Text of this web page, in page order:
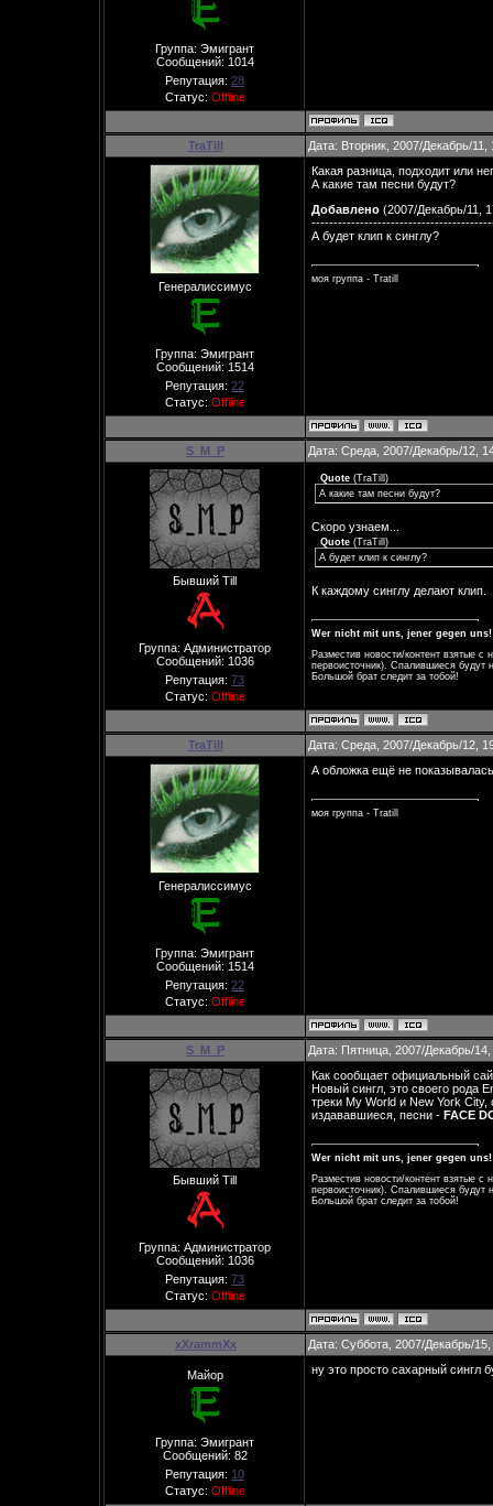
Группа: Эмигрант
Сообщений: 1014
Репутация: 28
Статус: Offline
TraTill Дата: Вторник, 2007/Декабрь/
Генералиссимус
Группа: Эмигрант
Сообщений: 1514
Репутация: 22
Статус: Offline
Какая разница, подходит или
А какие там песни будут?
Добавлено (2007/Декабрь/11,
А будет клип к синглу?
моя группа - Tratill
S_M_P Дата: Среда, 2007/Декабрь/12,
Бывший Till
Группа: Администратор
Сообщений: 1036
Репутация: 73
Статус: Offline
Quote (TraTill )
А какие там песни будут?
Скоро узнаем...
Quote (TraTill )
А будет клип к синглу?
К каждому синглу делают клип.
Wer nicht mit uns, jener gegen uns!
Разместив новости/контент взятые
первоисточник). Спалившиеся будут
Большой брат следит за тобой!
TraTill Дата: Среда, 2007/Декабрь/12,
Генералиссимус
Группа: Эмигрант
Сообщений: 1514
Репутация: 22
Статус: Offline
А обложка ещё не
моя группа - Tratill
S_M_P Дата: Пятница, 2007/Декабрь/
Бывший Till
Группа: Администратор
Сообщений: 1036
Репутация: 73
Статус: Offline
Как сообщает официальный
Новый сингл, это своего рода
треки My World и New York
издававшиеся, песни - FACE
Wer nicht mit uns, jener gegen uns!
Разместив новости/контент взятые
первоисточник). Спалившиеся будут
Большой брат следит за тобой!
xXrammXx Дата: Суббота, 2007/Декабрь/
Майор
Группа: Эмигрант
Сообщений: 82
Репутация: 10
Статус: Offline
ну это просто саxарный сингл